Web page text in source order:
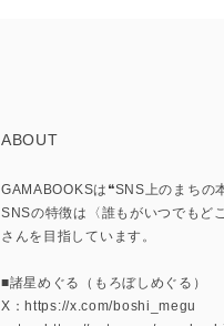
ABOUT
GAMABOOKSは❝SNS上のまちの
SNSの特徴は〈誰もがいつでもど
さんを目指しています。
■諸星めぐる（もろぼしめぐる）
X：https://x.com/boshi_megu